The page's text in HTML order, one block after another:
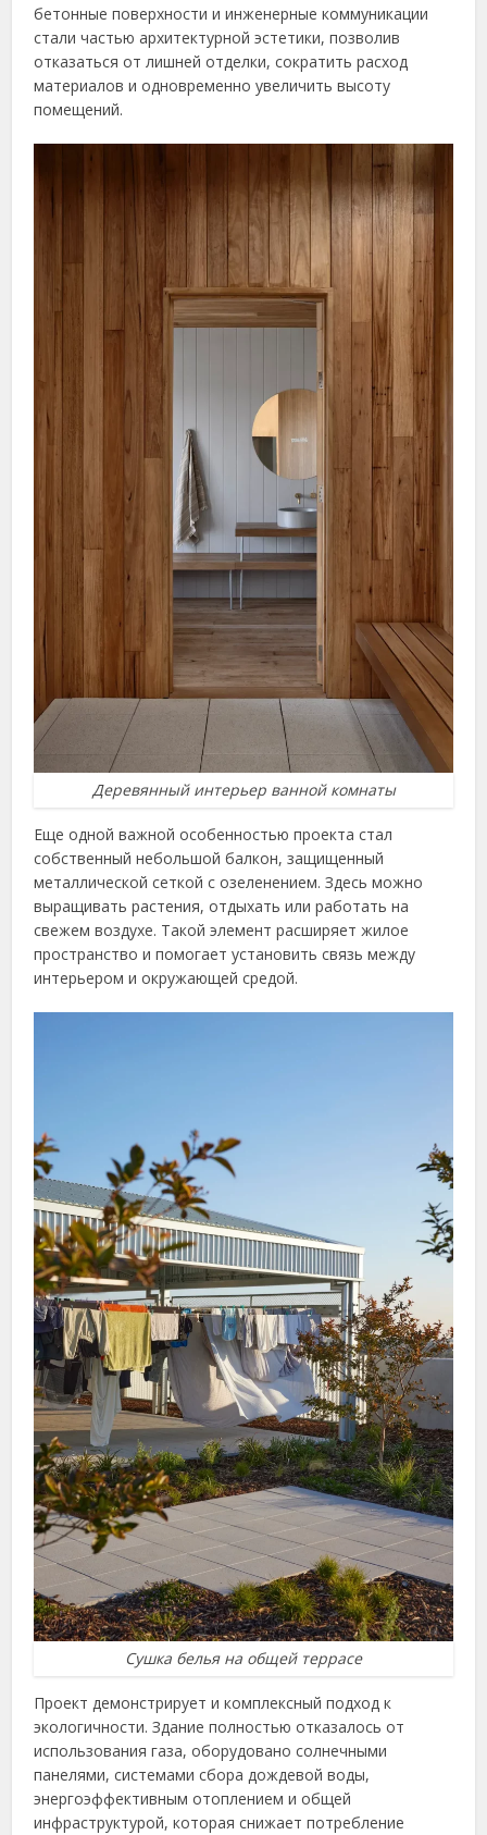
бетонные поверхности и инженерные коммуникации
стали частью архитектурной эстетики, позволив
отказаться от лишней отделки, сократить расход
материалов и одновременно увеличить высоту
помещений.
Деревянный интерьер ванной комнаты
Еще одной важной особенностью проекта стал
собственный небольшой балкон, защищенный
металлической сеткой с озеленением. Здесь можно
выращивать растения, отдыхать или работать на
свежем воздухе. Такой элемент расширяет жилое
пространство и помогает установить связь между
интерьером и окружающей средой.
Сушка белья на общей террасе
Проект демонстрирует и комплексный подход к
экологичности. Здание полностью отказалось от
использования газа, оборудовано солнечными
панелями, системами сбора дождевой воды,
энергоэффективным отоплением и общей
инфраструктурой, которая снижает потребление